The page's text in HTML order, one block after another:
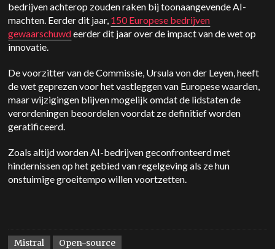
bedrijven achterop zouden raken bij toonaangevende AI-
machten. Eerder dit jaar, 150 Europese bedrijven
gewaarschuwdeerder dit jaar over de impact van de wet op
innovatie.
De voorzitter van de Commissie, Ursula von der Leyen, heeft
de wet geprezen voor het vastleggen van Europese waarden,
maar wijzigingen blijven mogelijk omdat de lidstaten de
verordeningen beoordelen voordat ze definitief worden
geratificeerd.
Zoals altijd worden AI-bedrijven geconfronteerd met
hindernissen op het gebied van regelgeving als ze hun
onstuimige groeitempo willen voortzetten.
Mistral Open-source